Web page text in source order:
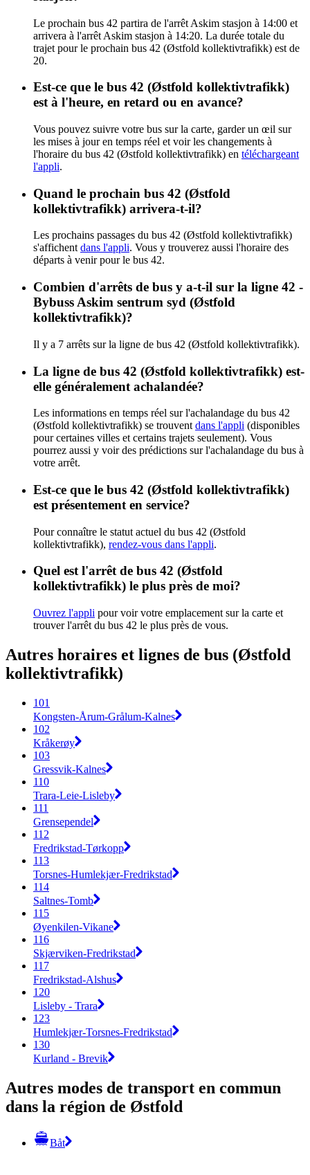
Le prochain bus 42 partira de l'arrêt Askim stasjon à 14:00 et
arrivera à l'arrêt Askim stasjon à 14:20. La durée totale du
trajet pour le prochain bus 42 (Østfold kollektivtrafikk) est de
20.
Est-ce que le bus 42 (Østfold kollektivtrafikk)
est à l'heure, en retard ou en avance?
Vous pouvez suivre votre bus sur la carte, garder un œil sur
les mises à jour en temps réel et voir les changements à
l'horaire du bus 42 (Østfold kollektivtrafikk) en téléchargeant
l'appli.
Quand le prochain bus 42 (Østfold
kollektivtrafikk) arrivera-t-il?
Les prochains passages du bus 42 (Østfold kollektivtrafikk)
s'affichent dans l'appli. Vous y trouverez aussi l'horaire des
départs à venir pour le bus 42.
Combien d'arrêts de bus y a-t-il sur la ligne 42 -
Bybuss Askim sentrum syd (Østfold
kollektivtrafikk)?
Il y a 7 arrêts sur la ligne de bus 42 (Østfold kollektivtrafikk).
La ligne de bus 42 (Østfold kollektivtrafikk) est-
elle généralement achalandée?
Les informations en temps réel sur l'achalandage du bus 42
(Østfold kollektivtrafikk) se trouvent dans l'appli (disponibles
pour certaines villes et certains trajets seulement). Vous
pourrez aussi y voir des prédictions sur l'achalandage du bus à
votre arrêt.
Est-ce que le bus 42 (Østfold kollektivtrafikk)
est présentement en service?
Pour connaître le statut actuel du bus 42 (Østfold
kollektivtrafikk), rendez-vous dans l'appli.
Quel est l'arrêt de bus 42 (Østfold
kollektivtrafikk) le plus près de moi?
Ouvrez l'appli pour voir votre emplacement sur la carte et
trouver l'arrêt du bus 42 le plus près de vous.
Autres horaires et lignes de bus (Østfold
kollektivtrafikk)
101
Kongsten-Årum-Grålum-Kalnes
102
Kråkerøy
103
Gressvik-Kalnes
110
Trara-Leie-Lisleby
111
Grensependel
112
Fredrikstad-Tørkopp
113
Torsnes-Humlekjær-Fredrikstad
114
Saltnes-Tomb
115
Øyenkilen-Vikane
116
Skjærviken-Fredrikstad
117
Fredrikstad-Alshus
120
Lisleby - Trara
123
Humlekjær-Torsnes-Fredrikstad
130
Kurland - Brevik
Autres modes de transport en commun
dans la région de Østfold
Båt